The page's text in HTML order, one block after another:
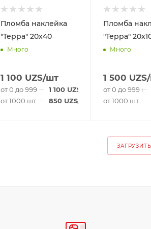
Пломба наклейка
"Терра" 20x40
Много
1 100 UZS/шт
от 0 до 999 шт 1 100 UZS
от 1000 шт
850 UZS/шт
Пломба
"Терра"
Много
1 500 UZS
от 0 до 999 шт
от 1000 шт